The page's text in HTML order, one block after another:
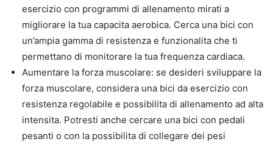
esercizio con programmi di allenamento mirati a
migliorare la tua capacita aerobica. Cerca una bici con
un’ampia gamma di resistenza e funzionalita che ti
permettano di monitorare la tua frequenza cardiaca.
Aumentare la forza muscolare: se desideri sviluppare la
forza muscolare, considera una bici da esercizio con
resistenza regolabile e possibilita di allenamento ad alta
intensita. Potresti anche cercare una bici con pedali
pesanti o con la possibilita di collegare dei pesi